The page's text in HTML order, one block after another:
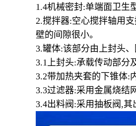
1.4机械密封:单端面卫生
2.搅拌器:空心搅拌轴用
壁的间隙很小。
3.罐体:该部分由上封头
3.1 上封头:承载传动部分
3.2带加热夹套的下锥体:
3.3过滤器:采用金属烧结
3.4出料阀 :采用抽板阀 ,其